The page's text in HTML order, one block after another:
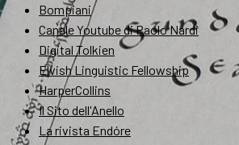
Bompiani
Canale Youtube di Paolo Nardi
Digital Tolkien
Elvish Linguistic Fellowship
HarperCollins
Il Sito dell'Anello
La rivista Endóre